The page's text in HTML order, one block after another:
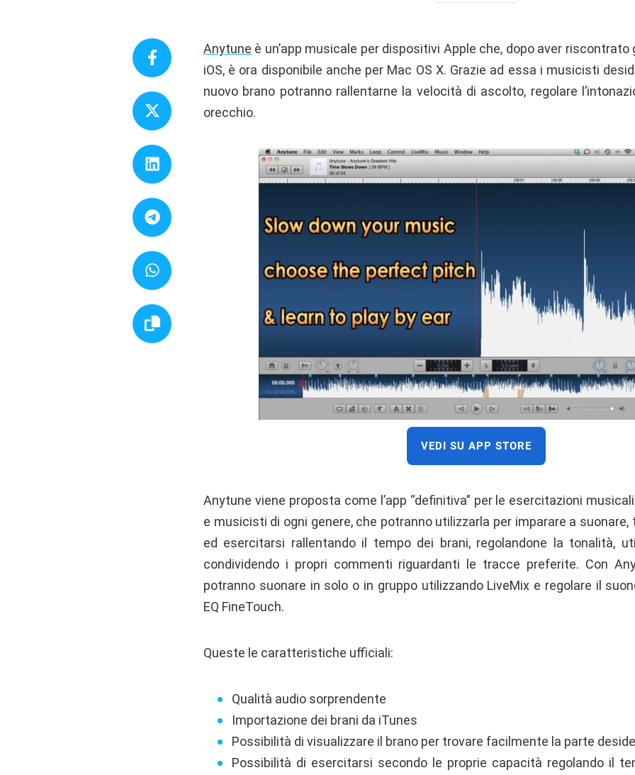
Anytune è un’app musicale per dispositivi Apple che, dopo aver
iOS, è ora disponibile anche per Mac OS X. Grazie ad essa i musicisti
nuovo brano potranno rallentarne la velocità di ascolto, regolare
orecchio.
VEDI SU APP STORE
Anytune viene proposta come l’app “definitiva” per le esercitazioni
e musicisti di ogni genere, che potranno utilizzarla per imparare a suonare,
ed esercitarsi rallentando il tempo dei brani, regolandone la tonalità,
condividendo i propri commenti riguardanti le tracce preferite. Con
potranno suonare in solo o in gruppo utilizzando LiveMix e regolare il
EQ FineTouch.
Queste le caratteristiche ufficiali:
Qualità audio sorprendente
Importazione dei brani da iTunes
Possibilità di visualizzare il brano per trovare facilmente la parte
Possibilità di esercitarsi secondo le proprie capacità regolando il